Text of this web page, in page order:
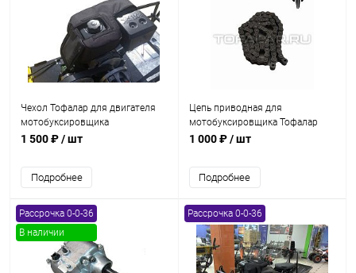
Чехол Тофалар для двигателя
мотобуксировщика
1 500 ₽/ шт
Подробнее
Цепь приводная для
мотобуксировщика Тофалар
500 стандарт (76 звеньев)
1 000 ₽/ шт
Подробнее
Рассрочка 0-0-36
В наличии
Рассрочка 0-0-36